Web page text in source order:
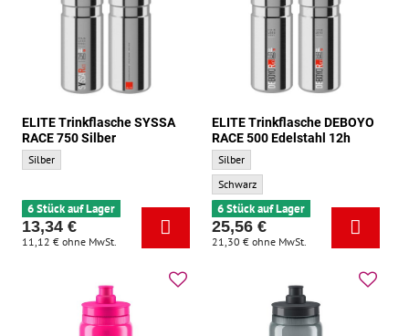
ELITE Trinkflasche SYSSA
RACE 750 Silber
ELITE Trinkflasche SYSSA RACE 750 Silber - Grundfarbe:
Silber
6 Stück auf Lager
13,34 €
11,12 € ohne MwSt.
ELITE Trinkflasche DEBOYO
RACE 500 Edelstahl 12h
ELITE Trinkflasche DEBOYO RACE 500
Silber
ELITE Trinkflasche DEBOYO RACE 500
Schwarz
6 Stück auf Lager
25,56 €
21,30 € ohne MwSt.